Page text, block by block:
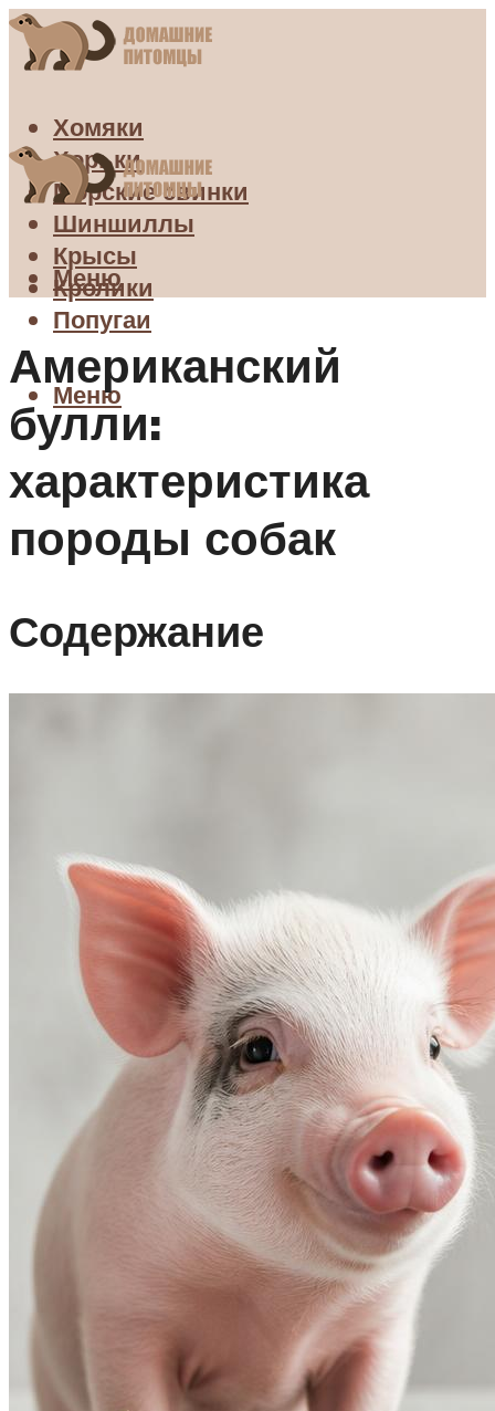
Хомяки
Хорьки
Морские свинки
Шиншиллы
Крысы
Кролики
Попугаи
Меню
Меню
Американский
булли:
характеристика
породы собак
Содержание